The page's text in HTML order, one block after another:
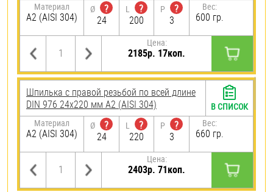
Материал
А2 (AISI 304)
Ø
?
24
L
?
200
P
?
3
Вес:
600 гр.
Цена:
2185р. 17коп.
Шпилька с правой резьбой по всей длине
DIN 976 24х220 мм А2 (AISI 304)
Материал
А2 (AISI 304)
Ø
?
24
L
?
220
P
?
3
Вес:
660 гр.
Цена:
2403р. 71коп.
В СПИСОК